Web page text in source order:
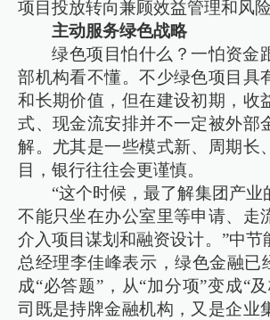
项目投放转向兼顾效益管理和风险
主动服务绿色战略
绿色项目怕什么？一怕资金
部机构看不懂。不少绿色项目具
和长期价值，但在建设初期，收
式、现金流安排并不一定被外部
解。尤其是一些模式新、周期长
目，银行往往会更谨慎。
“这个时候，最了解集团产业
不能只坐在办公室里等申请、走
介入项目谋划和融资设计。”中节
总经理李佳峰表示，绿色金融已
成“必答题”，从“加分项”变成“
司既是持牌金融机构，又是企业